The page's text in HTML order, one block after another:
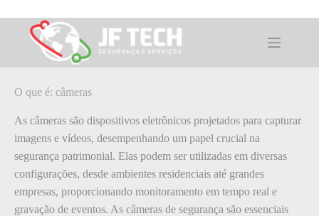
para
conteúdoO que é: câmeras
O que é: câmeras
As câmeras são dispositivos eletrônicos projetados para capturar
imagens e vídeos, desempenhando um papel crucial na
segurança patrimonial. Elas podem ser utilizadas em diversas
configurações, desde ambientes residenciais até grandes
empresas, proporcionando monitoramento em tempo real e
gravação de eventos. As câmeras de segurança são essenciais